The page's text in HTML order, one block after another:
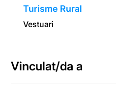
Turisme Rural
Vestuari
Vinculat/da a